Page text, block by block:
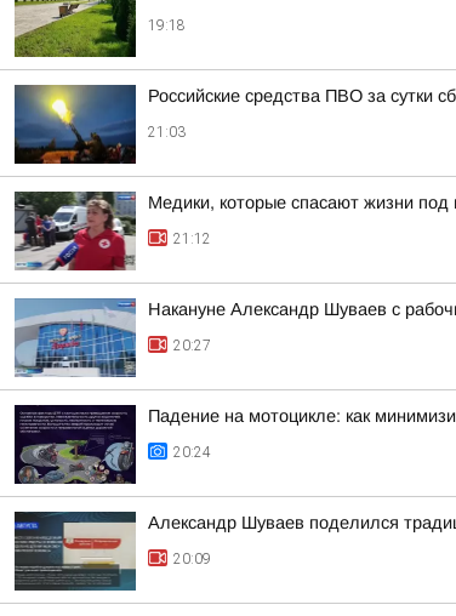
19:18
Российские средства ПВО за сутки
21:03
Медики, которые спасают жизни под
21:12
Накануне Александр Шуваев с
20:27
Падение на мотоцикле: как
20:24
Александр Шуваев поделился
20:09